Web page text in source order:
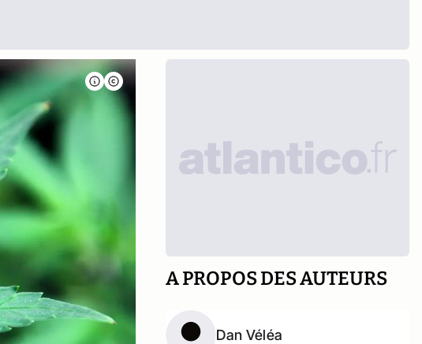
A PROPOS DES AUTEURS
Dan Véléa